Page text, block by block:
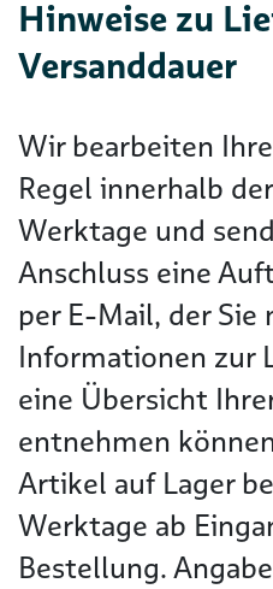
Hinweise zu
Versanddauer
Wir bearbeiten
Regel innerhalb
Werktage und
Anschluss eine
per E-Mail, der Sie
Informationen zur
eine Übersicht
entnehmen
Artikel auf Lager
Werktage ab
Bestellung.